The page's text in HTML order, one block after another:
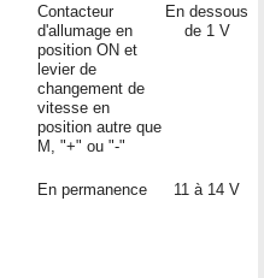
Contacteur
d'allumage en
position ON et
levier de
changement de
vitesse en
position autre que
M, "+" ou "-"
En dessous
de 1 V
En permanence 11 à 14 V